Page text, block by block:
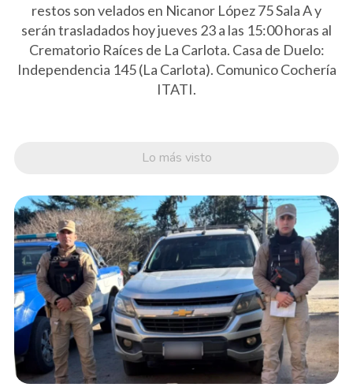
restos son velados en Nicanor López 75 Sala A y
serán trasladados hoy jueves 23 a las 15:00 horas al
Crematorio Raíces de La Carlota. Casa de Duelo:
Independencia 145 (La Carlota). Comunico Cochería
ITATI.
Lo más visto